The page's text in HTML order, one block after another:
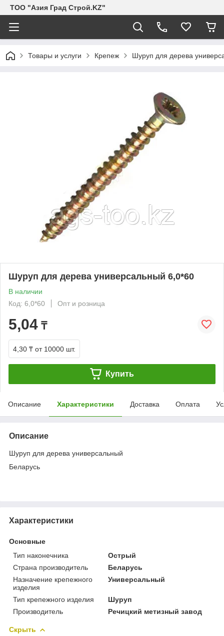
ТОО "Азия Град Строй.KZ"
Товары и услуги Крепеж Шуруп для дерева
Шуруп для дерева универсальный 6,0*60
В наличии
Код: 6,0*60
Опт и розница
5,04 ₸
4,30 ₸ от 10000 шт.
Купить
Описание Характеристики Доставка Оплата
Описание
Шуруп для дерева универсальный
Беларусь
Характеристики
Основные
Тип наконечника
Острый
Страна производитель
Беларусь
Назначение крепежного
изделия
Универсальный
Тип крепежного изделия
Шуруп
Производитель
Речицкий метизный завод
Скрыть